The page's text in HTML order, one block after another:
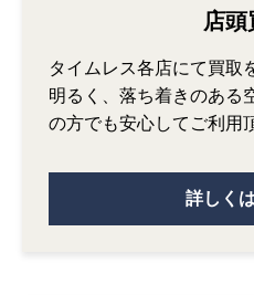
店頭
タイムレス各店にて買取
明るく、落ち着きのある
の方でも安心してご利用
詳しく